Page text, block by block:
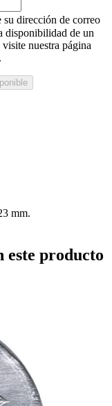
dirección de correo
disponibilidad de un
nuestra página
mm.
este producto